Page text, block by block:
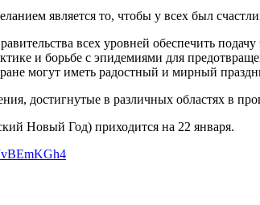
является то, чтобы у всех был
всех уровней обеспечить
и борьбе с эпидемиями для
могут иметь радостный и мирный
достигнутые в различных областях в
Новый Год) приходится на 22 января.